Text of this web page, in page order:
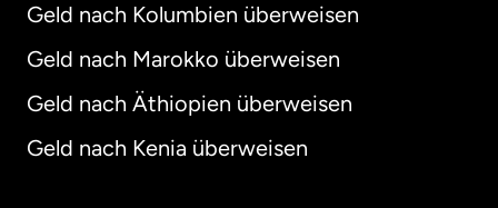
Geld nach Kolumbien überweisen
Geld nach Marokko überweisen
Geld nach Äthiopien überweisen
Geld nach Kenia überweisen